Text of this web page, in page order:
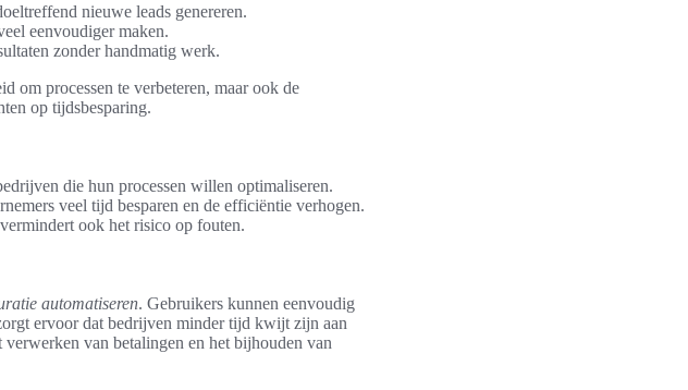
nieuwe leads genereren.
eenvoudiger maken.
zonder handmatig werk.
om processen te verbeteren, maar ook de
op tijdsbesparing.
die hun processen willen optimaliseren.
veel tijd besparen en de efficiëntie verhogen.
ook het risico op fouten.
automatiseren. Gebruikers kunnen eenvoudig
ervoor dat bedrijven minder tijd kwijt zijn aan
verwerken van betalingen en het bijhouden van